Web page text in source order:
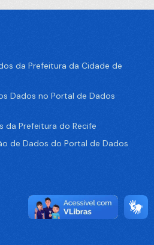
da Prefeitura da Cidade de
Dados no Portal de Dados
da Prefeitura do Recife
de Dados do Portal de Dados